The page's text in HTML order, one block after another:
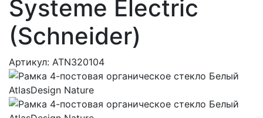
Systeme Electric
(Schneider)
Артикул: ATN320104